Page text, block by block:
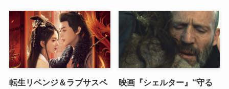
転生リベンジ＆ラブサスペ
映画『シェルター』“守る